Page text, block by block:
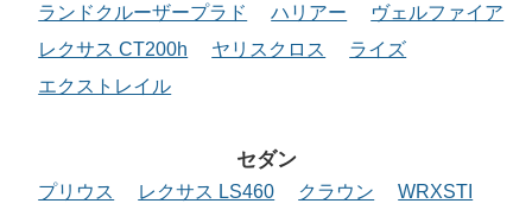
ランドクルーザープラド ハリアー
ヴェルファイア
レクサス CT200h
ヤリスクロス
ライズ
エクストレイル
セダン
プリウス レクサス LS460 クラウン
WRXSTI